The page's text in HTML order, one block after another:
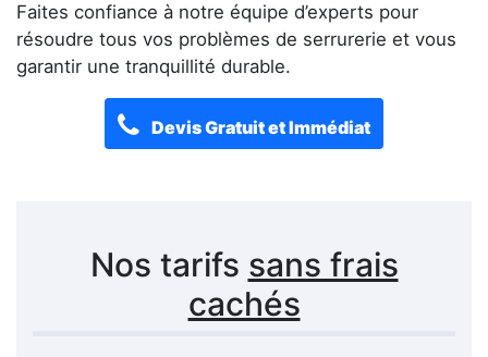
Faites confiance à notre équipe d’experts pour
résoudre tous vos problèmes de serrurerie et vous
garantir une tranquillité durable.
Devis Gratuit et Immédiat
Nos tarifs sans frais
cachés